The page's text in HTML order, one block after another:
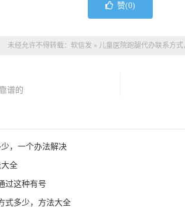
赞(0)
未经允许不得转载： 软信发 » 儿童医院跑腿代办联系方
谱的
，一个办法解决
全
过这种有号
式多少，方法大全